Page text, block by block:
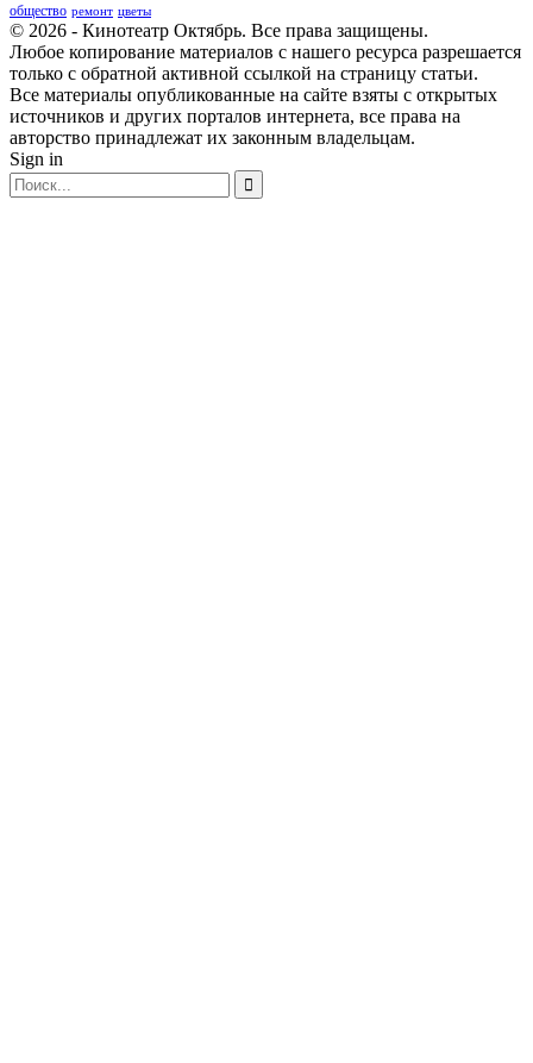
общество ремонт цветы
© 2026 - Кинотеатр Октябрь. Все права защищены.
Любое копирование материалов с нашего ресурса разрешается
только с обратной активной ссылкой на страницу статьи.
Все материалы опубликованные на сайте взяты с открытых
источников и других порталов интернета, все права на
авторство принадлежат их законным владельцам.
Sign in